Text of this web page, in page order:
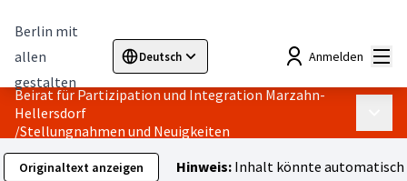
Berlin mit
allen
gestalten
Deutsch
Sprache wählen Choose languageElegir el idioma
Anmelden
Beirat für Partizipation und Integration Marzahn-
Hellersdorf
/Stellungnahmen und Neuigkeiten
Originaltext anzeigen Hinweis:Inhalt könnte automatisch